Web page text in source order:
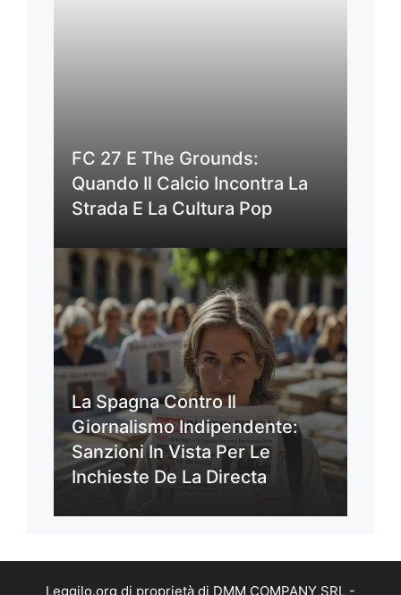
FC 27 E The Grounds:
Quando Il Calcio Incontra La
Strada E La Cultura Pop
La Spagna Contro Il
Giornalismo Indipendente:
Sanzioni In Vista Per Le
Inchieste De La Directa
Leggilo.org di proprietà di DMM COMPANY SRL -